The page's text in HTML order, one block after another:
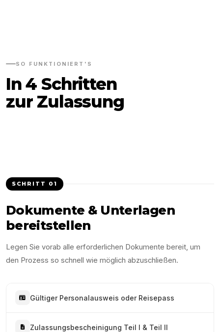
SO FUNKTIONIERT'S
In 4 Schritten
zur Zulassung
SCHRITT 01
Dokumente & Unterlagen
bereitstellen
Legen Sie vorab alle erforderlichen Dokumente bereit, um
den Prozess so schnell wie möglich abzuschließen.
Gültiger Personalausweis oder Reisepass
Zulassungsbescheinigung Teil I & Teil II